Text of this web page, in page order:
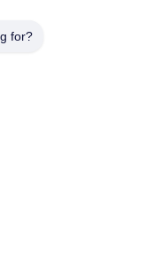
হুইল 5870079
for?